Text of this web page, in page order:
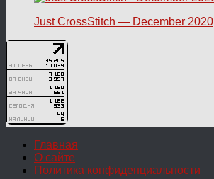
Just CrossStitch — December 2020
Главная
О сайте
Политика конфиденциальности